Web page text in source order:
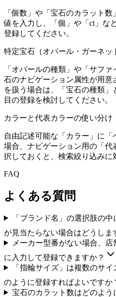
「個数」や「宝石のカラット
値を入力し、「個」や「ct」な
登録してください。
特定宝石（オパール・ガーネッ
「オパールの種類」や「サフ
石のナビゲーション属性が用
を扱う場合は、「宝石の種類
目の登録を検討してください。
カラーと代表カラーの使い分け
自由記述可能な「カラー」に
場合、ナビゲーション用の「
択しておくと、検索絞り込みに
FAQ
よくある質問
「ブランド名」の選択肢の
が見当たらない場合はどうしま
メーカー型番がない場合、
に入力して登録できますか？
「指輪サイズ」は複数のサ
のように登録すればよいですか
宝石のカラット数はどのよう